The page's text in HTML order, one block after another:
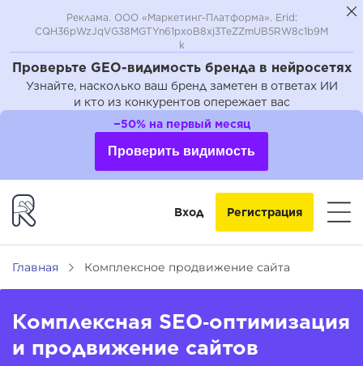
Проверьте GEO-видимость бренда в нейросетях
Узнайте, насколько ваш бренд заметен в ответах ИИ
и кто из конкурентов опережает вас
Реклама. ООО «Маркетинг-Платформа». Erid:
CQH36pWzJqVG38MGTYn61pxoB8xj3TeZZmUB5RW8c1b9M
k
−50% на первый месяц
Проверить видимость
Вход Регистрация
Главная Комплексное продвижение сайта
Комплексная SEO‑оптимизация
и продвижение сайтов